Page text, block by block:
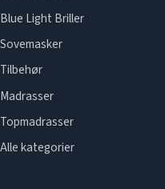
Blue Light Briller
Sovemasker
Tilbehør
Madrasser
Topmadrasser
Alle kategorier